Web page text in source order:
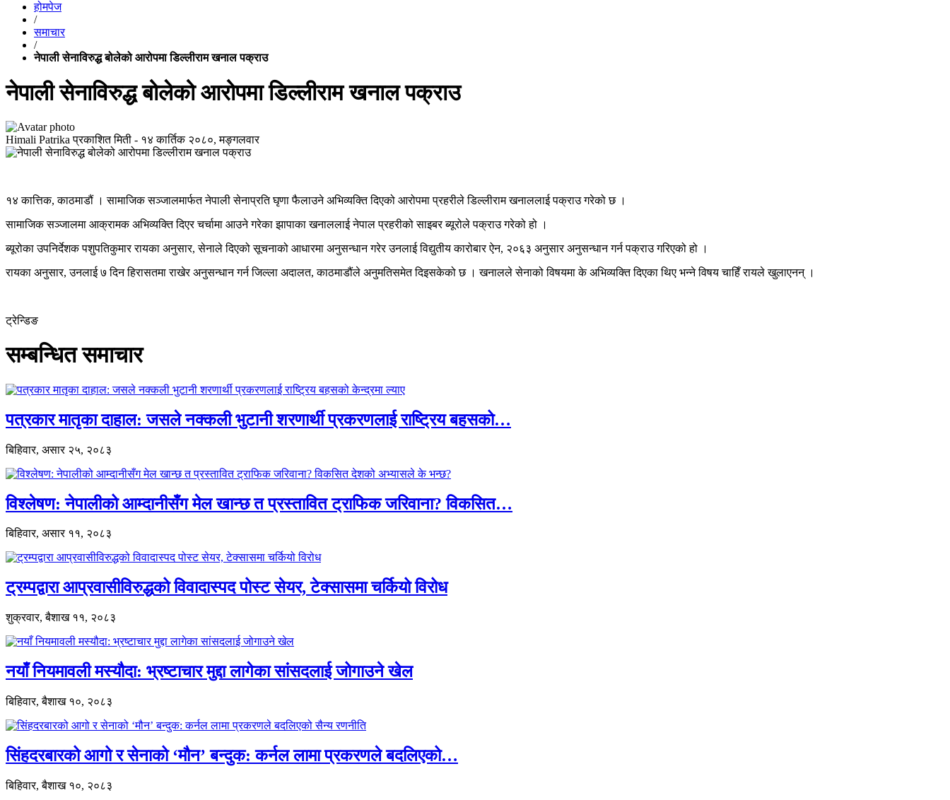
होमपेज
/
समाचार
/
नेपाली सेनाविरुद्ध बोलेको आरोपमा डिल्लीराम खनाल पक्राउ
नेपाली सेनाविरुद्ध बोलेको आरोपमा डिल्लीराम खनाल पक्राउ
Himali Patrika प्रकाशित मिती - १४ कार्तिक २०८०, मङ्गलवार
१४ कात्तिक, काठमाडौं । सामाजिक सञ्जालमार्फत नेपाली सेनाप्रति घृणा फैलाउने अभिव्यक्ति दिएको आरोपमा प्रहरीले डिल्लीराम खनाललाई पक्राउ गरेको छ ।
सामाजिक सञ्जालमा आक्रामक अभिव्यक्ति दिएर चर्चामा आउने गरेका झापाका खनाललाई नेपाल प्रहरीको साइबर ब्यूरोले पक्राउ गरेको हो ।
ब्यूरोका उपनिर्देशक पशुपतिकुमार रायका अनुसार, सेनाले दिएको सूचनाको आधारमा अनुसन्धान गरेर उनलाई विद्युतीय कारोबार ऐन, २०६३ अनुसार अनुसन्धान गर्न पक्राउ गरिएको हो ।
रायका अनुसार, उनलाई ७ दिन हिरासतमा राखेर अनुसन्धान गर्न जिल्ला अदालत, काठमाडौंले अनुमतिसमेत दिइसकेको छ । खनालले सेनाको विषयमा के अभिव्यक्ति दिएका थिए भन्ने विषय चाहिँ रायले खुलाएनन् ।
ट्रेन्डिङ
सम्बन्धित समाचार
पत्रकार मातृका दाहाल: जसले नक्कली भुटानी शरणार्थी प्रकरणलाई राष्ट्रिय बहसको…
बिहिवार, असार २५, २०८३
विश्लेषण: नेपालीको आम्दानीसँग मेल खान्छ त प्रस्तावित ट्राफिक जरिवाना? विकसित…
बिहिवार, असार ११, २०८३
ट्रम्पद्वारा आप्रवासीविरुद्धको विवादास्पद पोस्ट सेयर, टेक्सासमा चर्कियो विरोध
शुक्रवार, बैशाख ११, २०८३
नयाँ नियमावली मस्यौदा: भ्रष्टाचार मुद्दा लागेका सांसदलाई जोगाउने खेल
बिहिवार, बैशाख १०, २०८३
सिंहदरबारको आगो र सेनाको ‘मौन’ बन्दुक: कर्नल लामा प्रकरणले बदलिएको…
बिहिवार, बैशाख १०, २०८३